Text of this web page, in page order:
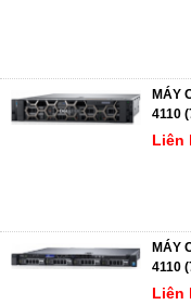
MÁY
4110
Liên
MÁY
4110
Liên